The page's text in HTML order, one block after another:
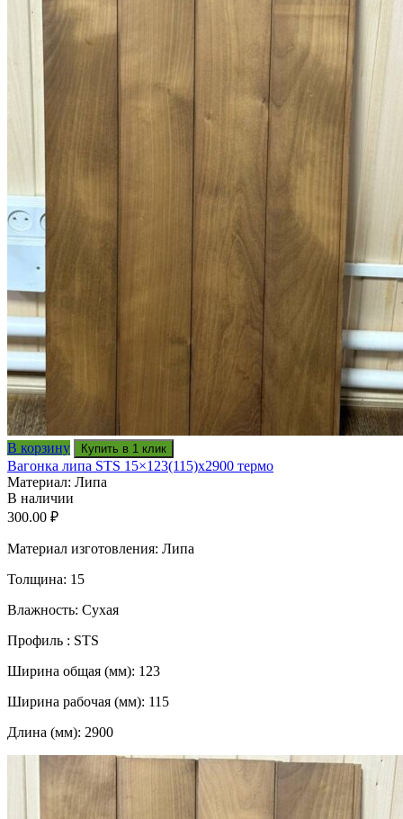
В корзину Купить в 1 клик
Вагонка липа STS 15×123(115)x2900 термо
Материал: Липа
В наличии
300.00 ₽
Материал изготовления: Липа
Толщина: 15
Влажность: Сухая
Профиль : STS
Ширина общая (мм): 123
Ширина рабочая (мм): 115
Длина (мм): 2900